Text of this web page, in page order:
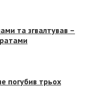
та згвалтував –
погубив трьох